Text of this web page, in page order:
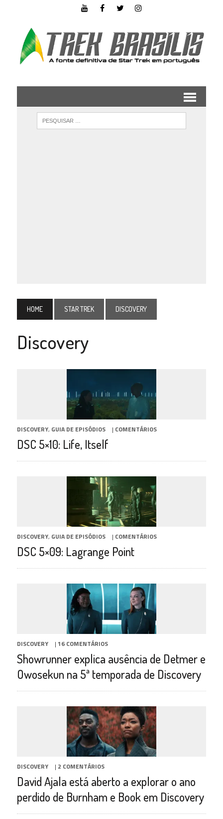
HOME STAR TREK DISCOVERY
Discovery
DISCOVERY, GUIA DE EPISÓDIOS | COMENTÁRIOS
DSC 5×10: Life, Itself
DISCOVERY, GUIA DE EPISÓDIOS | COMENTÁRIOS
DSC 5×09: Lagrange Point
DISCOVERY | 16 COMENTÁRIOS
Showrunner explica ausência de Detmer e
Owosekun na 5ª temporada de Discovery
DISCOVERY | 2 COMENTÁRIOS
David Ajala está aberto a explorar o ano
perdido de Burnham e Book em Discovery